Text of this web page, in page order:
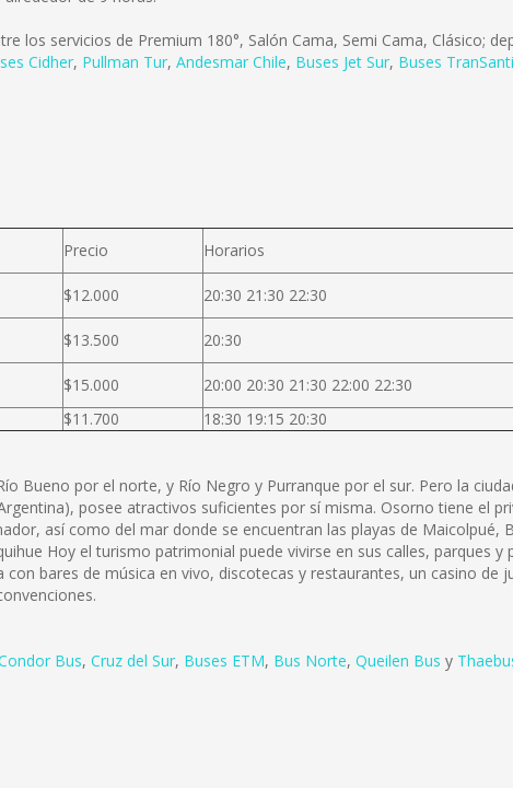
los servicios de Premium 180°, Salón Cama, Semi Cama, Clásico;
Cidher, Pullman Tur, Andesmar Chile, Buses Jet Sur, Buses
Precio Horarios
$12.000 20:30 21:30 22:30
$13.500 20:30
$15.000
20:00 20:30 21:30 22:00 22:30
$11.700 18:30 19:15 20:30
Bueno por el norte, y Río Negro y Purranque por el sur. Pero la
posee atractivos suficientes por sí misma. Osorno tiene el
así como del mar donde se encuentran las playas de Maicolpué,
Hoy el turismo patrimonial puede vivirse en sus calles, parques y
bares de música en vivo, discotecas y restaurantes, un casino de
Bus, Cruz del Sur, Buses ETM, Bus Norte, Queilen Bus y